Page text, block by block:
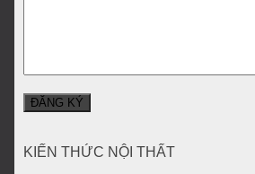
KIẾN THỨC NỘI THẤT